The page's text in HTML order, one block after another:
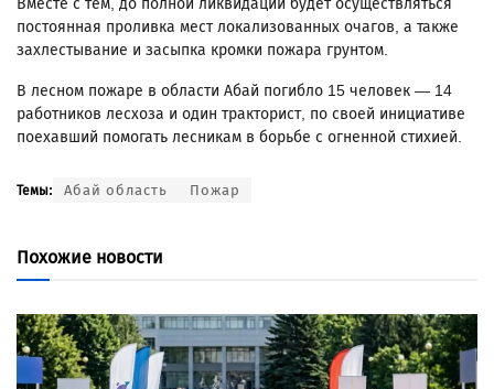
Вместе с тем, до полной ликвидации будет осуществляться
постоянная проливка мест локализованных очагов, а также
захлестывание и засыпка кромки пожара грунтом.
В лесном пожаре в области Абай погибло 15 человек — 14
работников лесхоза и один тракторист, по своей инициативе
поехавший помогать лесникам в борьбе с огненной стихией.
Темы: Абай область Пожар
Похожие новости